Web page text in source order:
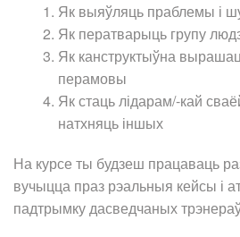
Як выяўляць праблемы і
Як ператварыць групу
Як канструктыўна
перамовы
Як стаць лідарам/-кай
натхняць іншых
На курсе ты будзеш працаваць
вучыцца праз рэальныя кейсы і
падтрымку дасведчаных